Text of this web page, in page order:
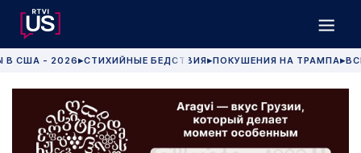
В США - 2026 ▶СТИХИЙНЫЕ БЕДСТВИЯ▶ПОКУШЕНИЯ НА ТРАМПА▶